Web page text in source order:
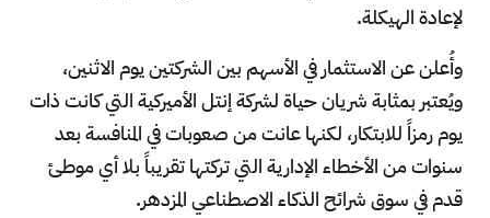
لإعادة الهيكلة.
وأُعلن عن الاستثمار في الأسهم بين الشركتين يوم الاثنين،
ويُعتبر بمثابة شريان حياة لشركة إنتل الأميركية التي كانت ذات
يوم رمزاً للابتكار، لكنها عانت من صعوبات في المنافسة بعد
سنوات من الأخطاء الإدارية التي تركتها تقريباً بلا أي موطئ
قدم في سوق شرائح الذكاء الاصطناعي المزدهر.